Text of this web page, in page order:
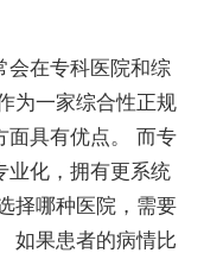
会在专科医院和综
为一家综合性正规
面具有优点。 而专
业化，拥有更系统
择哪种医院，需要
如果患者的病情比